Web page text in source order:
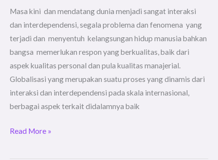
Masa kini dan mendatang dunia menjadi sangat interaksi
dan interdependensi, segala problema dan fenomena yang
terjadi dan menyentuh kelangsungan hidup manusia bahkan
bangsa memerlukan respon yang berkualitas, baik dari
aspek kualitas personal dan pula kualitas manajerial.
Globalisasi yang merupakan suatu proses yang dinamis dari
interaksi dan interdependensi pada skala internasional,
berbagai aspek terkait didalamnya baik
Kepemimpinan)
Read More »